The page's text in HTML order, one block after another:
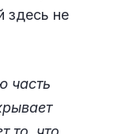
здесь не
часть